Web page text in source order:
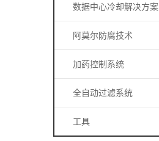
数据中心冷却解决方案
阿莫尔防腐技术
加药控制系统
全自动过滤系统
工具